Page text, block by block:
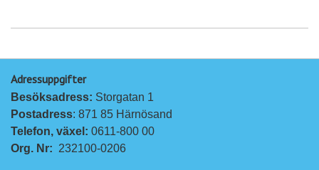
Adressuppgifter
Besöksadress: Storgatan 1
Postadress: 871 85 Härnösand
Telefon, växel: 0611-800 00
Org. Nr: 232100-0206